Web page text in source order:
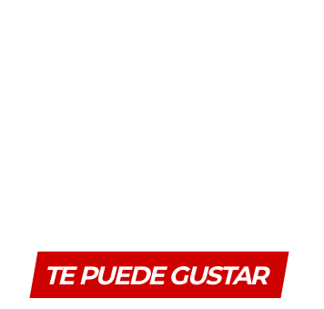
TE PUEDE GUSTAR